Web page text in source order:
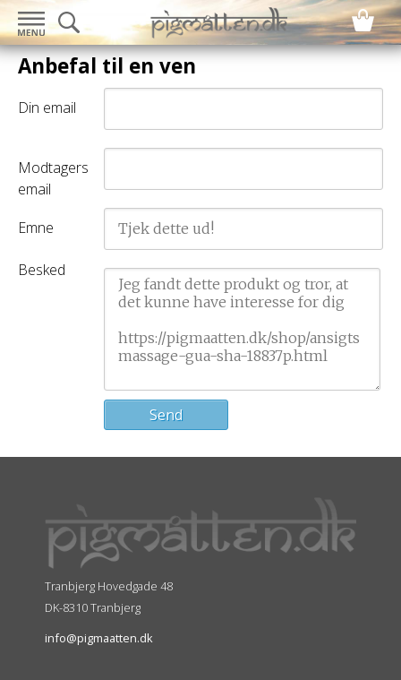
Anbefal til en ven
Din email
Modtagers
email
Emne
Besked
Tranbjerg Hovedgade 48
DK-8310 Tranbjerg
info@pigmaatten.dk